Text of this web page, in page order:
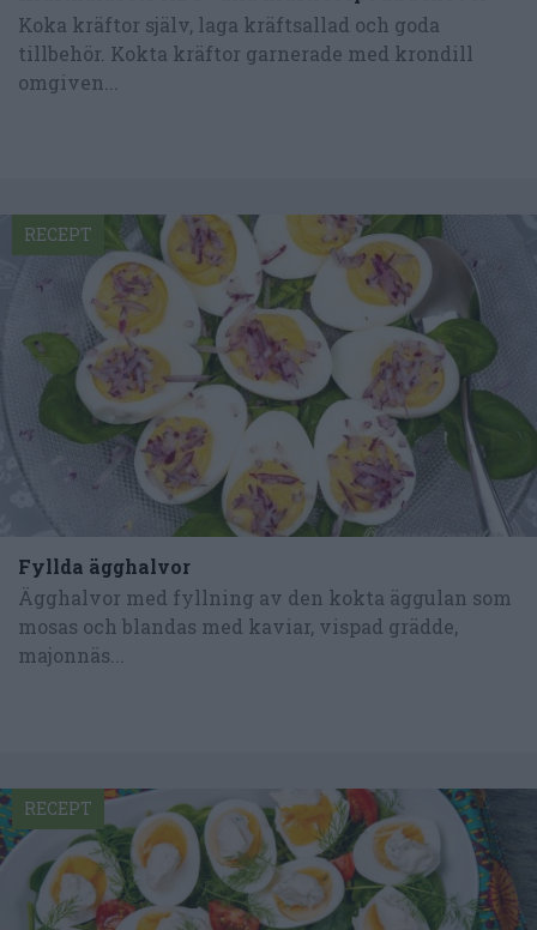
Koka kräftor själv, laga kräftsallad och goda
tillbehör. Kokta kräftor garnerade med krondill
omgiven...
Fyllda ägghalvor
Ägghalvor med fyllning av den kokta äggulan som
mosas och blandas med kaviar, vispad grädde,
majonnäs...
RECEPT
RECEPT